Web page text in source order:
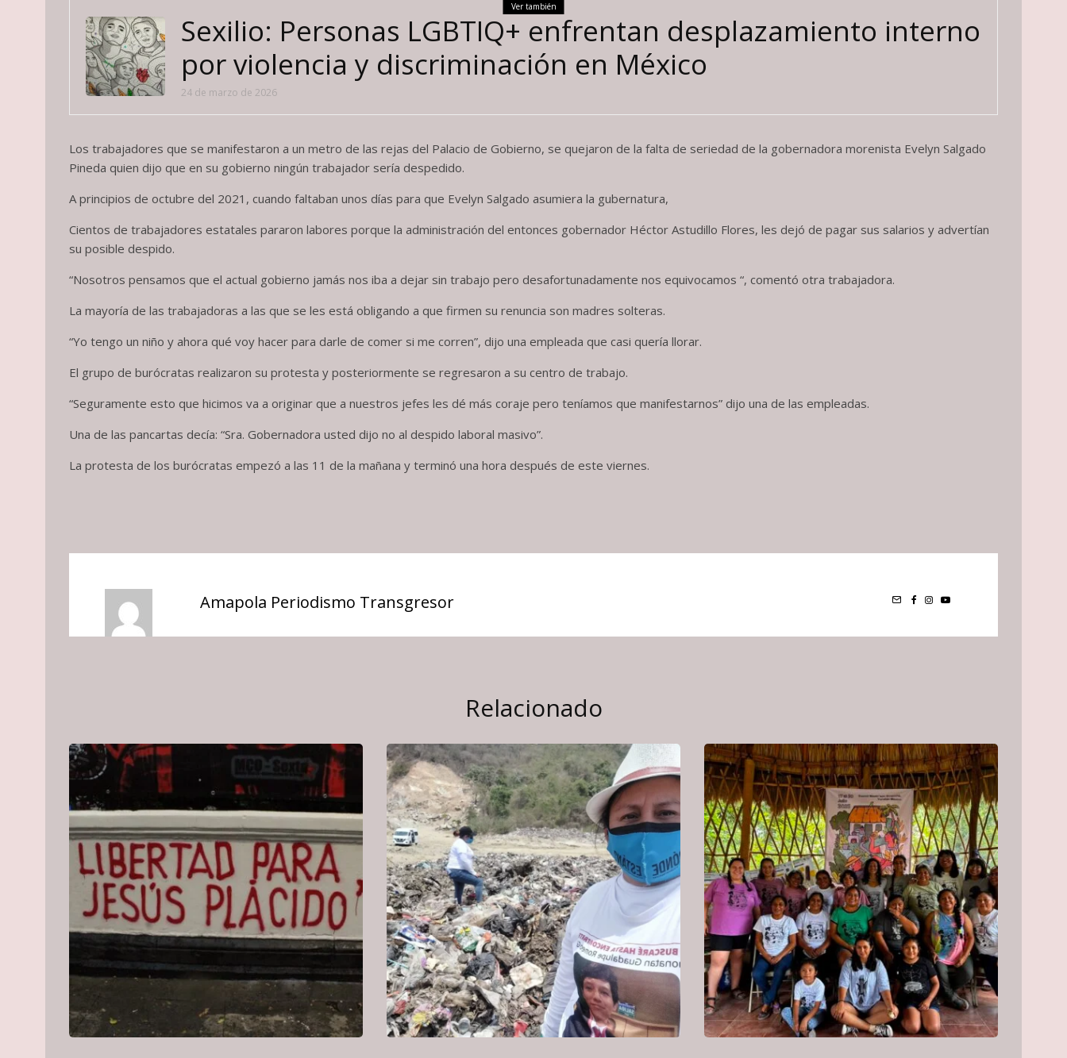
Ver también
Sexilio: Personas LGBTIQ+ enfrentan desplazamiento interno
por violencia y discriminación en México
24 de marzo de 2026
Los trabajadores que se manifestaron a un metro de las rejas del Palacio de Gobierno, se quejaron de la falta de seriedad de la gobernadora morenista Evelyn Salgado
Pineda quien dijo que en su gobierno ningún trabajador sería despedido.
A principios de octubre del 2021, cuando faltaban unos días para que Evelyn Salgado asumiera la gubernatura,
Cientos de trabajadores estatales pararon labores porque la administración del entonces gobernador Héctor Astudillo Flores, les dejó de pagar sus salarios y advertían
su posible despido.
“Nosotros pensamos que el actual gobierno jamás nos iba a dejar sin trabajo pero desafortunadamente nos equivocamos “, comentó otra trabajadora.
La mayoría de las trabajadoras a las que se les está obligando a que firmen su renuncia son madres solteras.
“Yo tengo un niño y ahora qué voy hacer para darle de comer si me corren”, dijo una empleada que casi quería llorar.
El grupo de burócratas realizaron su protesta y posteriormente se regresaron a su centro de trabajo.
“Seguramente esto que hicimos va a originar que a nuestros jefes les dé más coraje pero teníamos que manifestarnos” dijo una de las empleadas.
Una de las pancartas decía: “Sra. Gobernadora usted dijo no al despido laboral masivo”.
La protesta de los burócratas empezó a las 11 de la mañana y terminó una hora después de este viernes.
Amapola Periodismo Transgresor
Relacionado